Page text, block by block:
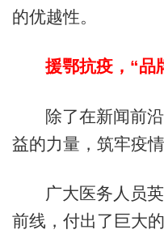
的优越性。
援鄂抗疫，“品
除了在新闻前
益的力量，筑牢疫情
广大医务人员
前线，付出了巨大